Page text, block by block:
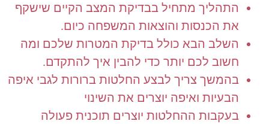
התהליך מתחיל בבדיקת המצב הקיים שישקף
את הכנסות והוצאות המשפחה כיום.
השלב הבא כולל בדיקת המטרות שלכם ומה
חשוב לכם יותר כדי להבין איך להתקדם.
בהמשך צריך לבצע החלטות ברורות לגבי איפה
הבעיות ואיפה יוצרים את השינוי
בעקבות ההחלטות יוצרים תוכנית פעולה